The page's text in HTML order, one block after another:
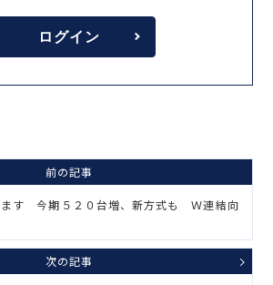
ログイン
前の記事
ます 今期５２０台増、新方式も Ｗ連結向
次の記事